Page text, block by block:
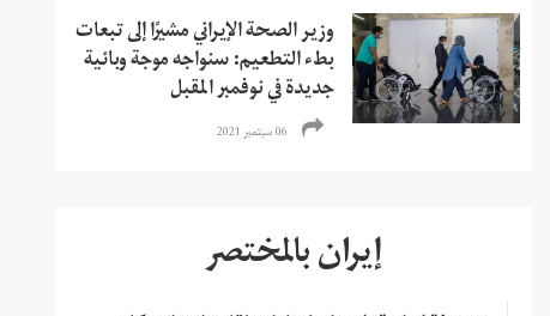
وزير الصحة الإيراني مشيرًا إلى تبعات
بطء التطعيم: سنواجه موجة وبائية
جديدة في نوفمبر المقبل
06 سبتمبر 2021
إيران بالمختصر